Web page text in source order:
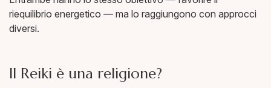
riequilibrio energetico — ma lo raggiungono con approcci
diversi.
Il Reiki è una religione?